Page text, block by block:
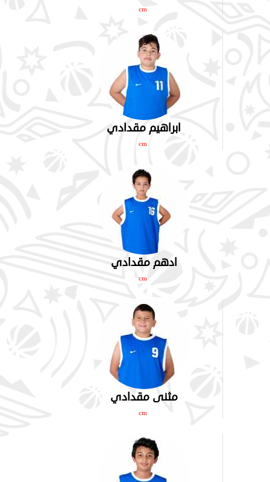
cm
ابراهيم مقدادي
cm
ادهم مقدادي
cm
مثنى مقدادي
cm